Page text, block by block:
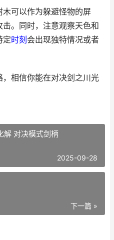
可以作为躲避怪物的屏
。同时，注意观察天色和
定时刻 会出现独特情况或者
相信你能在对决剑之川光
解 对决模式剑柄
2025-09-28
下一篇 »